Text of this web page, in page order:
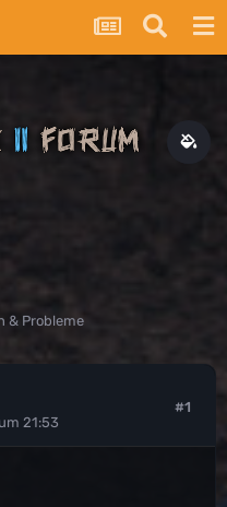
& Probleme
21:53
#1